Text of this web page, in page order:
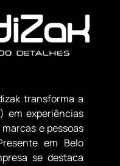
transforma a
em experiências
e pessoas
em Belo
se destaca